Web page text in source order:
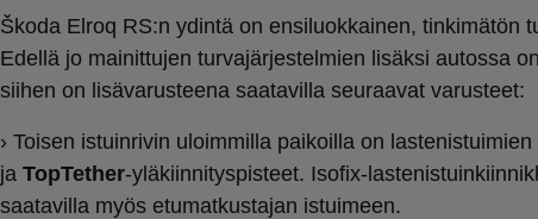
Škoda Elroq RS:n ydintä on ensiluokkainen, tinkimätön
Edellä jo mainittujen turvajärjestelmien lisäksi autossa
siihen on lisävarusteena saatavilla seuraavat varusteet:
› Toisen istuinrivin uloimmilla paikoilla on lastenistuimien
ja TopTether-yläkiinnityspisteet. Isofix-
saatavilla myös etumatkustajan istuimeen.